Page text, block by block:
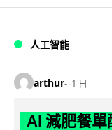
人工智能
arthur 1 日
AI 減肥餐